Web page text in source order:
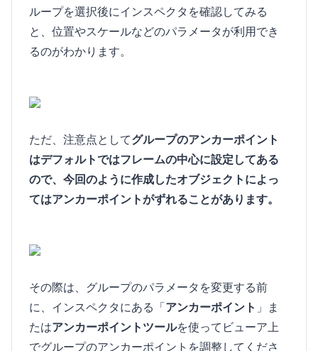
ループを選択後にインスペクタを確認してみる
と、位置やスケールなどのパラメータが利用でき
るのがわかります。
ただ、注意点としてグループのアンカーポイント
はデフォルトではフレームの中心に設定してある
ので、今回のように作成したオブジェクトによっ
てはアンカーポイントがずれることがあります。
その際は、グループのパラメータを変更する前
に、インスペクタにある「アンカーポイント 」ま
たはアンカーポイントツールを使ってビューア上
でグループのアンカーポイントを調整してくださ